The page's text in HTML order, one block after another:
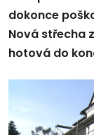
dokonce
Nová střecha
hotová do